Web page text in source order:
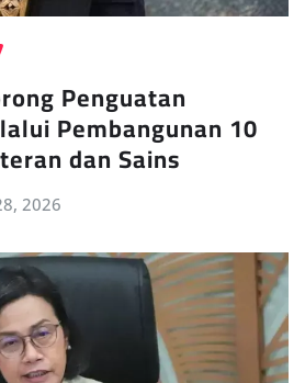
Penguatan
Pembangunan 10
dan Sains
2026